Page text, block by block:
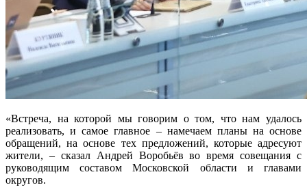
«Встреча, на которой мы говорим о том, что нам удалось
реализовать, и самое главное – намечаем планы на основе
обращений, на основе тех предложений, которые адресуют
жители, – сказал Андрей Воробьёв во время совещания с
руководящим составом Московской области и главами
округов.